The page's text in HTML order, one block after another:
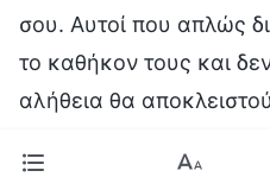
σου. Αυτοί που απλώς
το καθήκον τους και
αλήθεια θα
καθώς κάνουν πράξη